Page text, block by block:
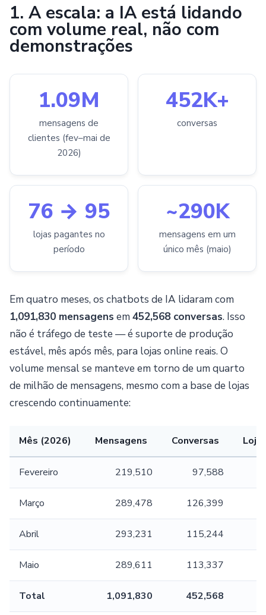
1. A escala: a IA está lidando
com volume real, não com
demonstrações
1.09M
mensagens de
clientes (fev–mai de
2026)
452K+
conversas
76 → 95
lojas pagantes no
período
~290K
mensagens em um
único mês (maio)
Em quatro meses, os chatbots de IA lidaram com
1,091,830 mensagens em 452,568 conversas. Isso
não é tráfego de teste — é suporte de produção
estável, mês após mês, para lojas online reais. O
volume mensal se manteve em torno de um quarto
de milhão de mensagens, mesmo com a base de lojas
crescendo continuamente:
Mês (2026) Mensagens Conversas
Fevereiro 219,510 97,588
Março 289,478 126,399
Abril 293,231 115,244
Maio 289,611 113,337
Total 1,091,830 452,568